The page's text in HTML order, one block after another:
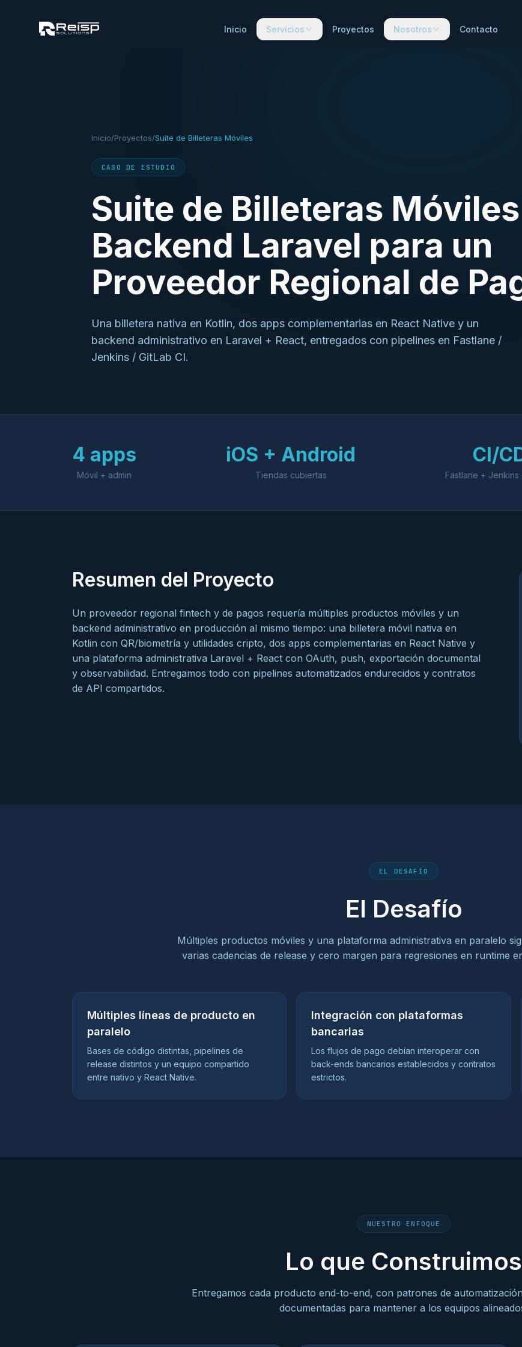
Inicio Servicios Proyectos Nosotros Contacto
Inicio/Proyectos/Suite de Billeteras Móviles
CASO DE ESTUDIO
Suite de Billeteras
Backend Laravel para un
Proveedor Regional de
Una billetera nativa en Kotlin, dos apps complementarias en React Native y un
backend administrativo en Laravel + React, entregados con pipelines en Fastlane /
Jenkins / GitLab CI.
4 apps
Móvil + admin
iOS + Android
Tiendas cubiertas
CI/
Fastlane + Jenkins
Resumen del Proyecto
Un proveedor regional fintech y de pagos requería múltiples productos móviles y un
backend administrativo en producción al mismo tiempo: una billetera móvil nativa en
Kotlin con QR/biometría y utilidades cripto, dos apps complementarias en React Native y
una plataforma administrativa Laravel + React con OAuth, push, exportación documental
y observabilidad. Entregamos todo con pipelines automatizados endurecidos y contratos
de API compartidos.
EL DESAFÍO
El Desafío
Múltiples productos móviles y una plataforma administrativa en paralelo
varias cadencias de release y cero margen para regresiones en runtime
Múltiples líneas de producto en
paralelo
Bases de código distintas, pipelines de
release distintos y un equipo compartido
entre nativo y React Native.
Integración con plataformas
bancarias
Los flujos de pago debían interoperar con
back-ends bancarios establecidos y contratos
estrictos.
NUESTRO ENFOQUE
Lo que Construimos
Entregamos cada producto end-to-end, con patrones de
documentadas para mantener a los equipos